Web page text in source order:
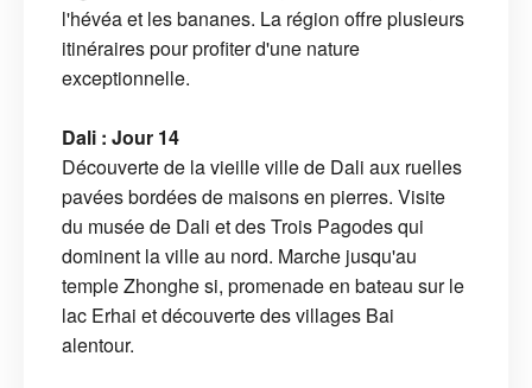
l'hévéa et les bananes. La région offre plusieurs
itinéraires pour profiter d'une nature
exceptionnelle.
Dali : Jour 14
Découverte de la vieille ville de Dali aux ruelles
pavées bordées de maisons en pierres. Visite
du musée de Dali et des Trois Pagodes qui
dominent la ville au nord. Marche jusqu'au
temple Zhonghe si, promenade en bateau sur le
lac Erhai et découverte des villages Bai
alentour.